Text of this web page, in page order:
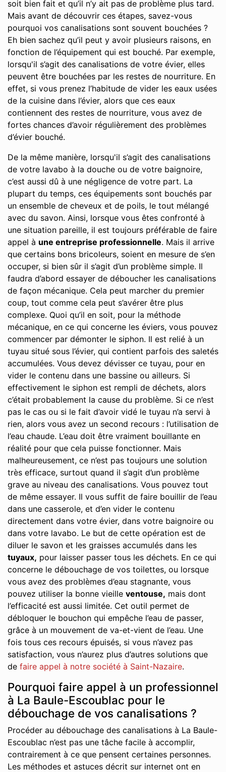
soit bien fait et qu’il n’y ait pas de problème plus tard.
Mais avant de découvrir ces étapes, savez-vous
pourquoi vos canalisations sont souvent bouchées ?
Eh bien sachez qu’il peut y avoir plusieurs raisons, en
fonction de l’équipement qui est bouché. Par exemple,
lorsqu'il s’agit des canalisations de votre évier, elles
peuvent être bouchées par les restes de nourriture. En
effet, si vous prenez l’habitude de vider les eaux usées
de la cuisine dans l’évier, alors que ces eaux
contiennent des restes de nourriture, vous avez de
fortes chances d’avoir régulièrement des problèmes
d’évier bouché.
De la même manière, lorsqu'il s’agit des canalisations
de votre lavabo à la douche ou de votre baignoire,
c’est aussi dû à une négligence de votre part. La
plupart du temps, ces équipements sont bouchés par
un ensemble de cheveux et de poils, le tout mélangé
avec du savon. Ainsi, lorsque vous êtes confronté à
une situation pareille, il est toujours préférable de faire
appel à une entreprise professionnelle. Mais il arrive
que certains bons bricoleurs, soient en mesure de s’en
occuper, si bien sûr il s’agit d’un problème simple. Il
faudra d’abord essayer de déboucher les canalisations
de façon mécanique. Cela peut marcher du premier
coup, tout comme cela peut s’avérer être plus
complexe. Quoi qu’il en soit, pour la méthode
mécanique, en ce qui concerne les éviers, vous pouvez
commencer par démonter le siphon. Il est relié à un
tuyau situé sous l’évier, qui contient parfois des saletés
accumulées. Vous devez dévisser ce tuyau, pour en
vider le contenu dans une bassine ou ailleurs. Si
effectivement le siphon est rempli de déchets, alors
c’était probablement la cause du problème. Si ce n’est
pas le cas ou si le fait d’avoir vidé le tuyau n’a servi à
rien, alors vous avez un second recours : l’utilisation de
l’eau chaude. L’eau doit être vraiment bouillante en
réalité pour que cela puisse fonctionner. Mais
malheureusement, ce n’est pas toujours une solution
très efficace, surtout quand il s’agit d’un problème
grave au niveau des canalisations. Vous pouvez tout
de même essayer. Il vous suffit de faire bouillir de l’eau
dans une casserole, et d’en vider le contenu
directement dans votre évier, dans votre baignoire ou
dans votre lavabo. Le but de cette opération est de
diluer le savon et les graisses accumulés dans les
tuyaux, pour laisser passer tous les déchets. En ce qui
concerne le débouchage de vos toilettes, ou lorsque
vous avez des problèmes d’eau stagnante, vous
pouvez utiliser la bonne vieille ventouse, mais dont
l’efficacité est aussi limitée. Cet outil permet de
débloquer le bouchon qui empêche l’eau de passer,
grâce à un mouvement de va-et-vient de l’eau. Une
fois tous ces recours épuisés, si vous n’avez pas
satisfaction, vous n’aurez plus d’autres solutions que
de faire appel à notre société à Saint-Nazaire.
Pourquoi faire appel à un professionnel
à La Baule-Escoublac pour le
débouchage de vos canalisations ?
Procéder au débouchage des canalisations à La Baule-
Escoublac n’est pas une tâche facile à accomplir,
contrairement à ce que pensent certaines personnes.
Les méthodes et astuces décrit sur internet ont en